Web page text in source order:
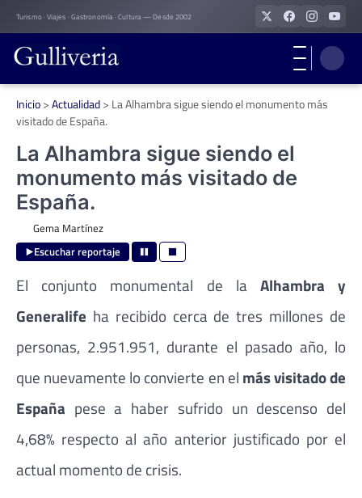
Skip
to
content
Turismo · Viajes · Gastronomía · Cultura — Desde 2002
Inicio>Actualidad> La Alhambra sigue siendo el monumento más
visitado de España.
La Alhambra sigue siendo el
monumento más visitado de
España.
Gema Martínez
Escuchar reportaje
El conjunto monumental de la Alhambra y
Generalife ha recibido cerca de tres millones de
personas, 2.951.951, durante el pasado año, lo
que nuevamente lo convierte en el más visitado de
España pese a haber sufrido un descenso del
4,68% respecto al año anterior justificado por el
actual momento de crisis.